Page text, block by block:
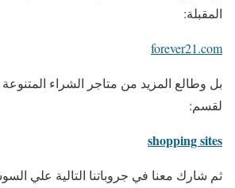
المقبلة:
forever21.com
بل وطالع المزيد من متاجر الشراء
لقسم:
shopping sites
ثم شارك معنا في جروباتنا التالية علي